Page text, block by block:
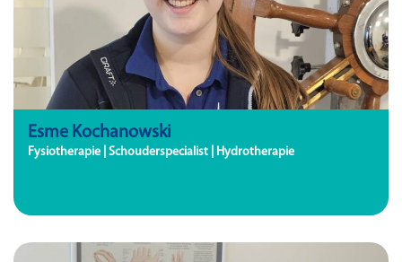
Esme Kochanowski
Fysiotherapie | Schouderspecialist | Hydrotherapie